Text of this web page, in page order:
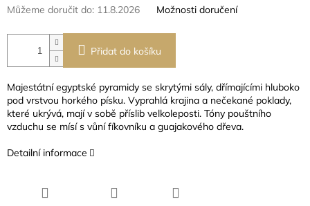
Můžeme doručit do: 11.8.2026 Možnosti doručení
Přidat do košíku
Majestátní egyptské pyramidy se skrytými sály, dřímajícími hluboko
pod vrstvou horkého písku. Vyprahlá krajina a nečekané poklady,
které ukrývá, mají v sobě příslib velkoleposti. Tóny pouštního
vzduchu se mísí s vůní fíkovníku a guajakového dřeva.
Detailní informace